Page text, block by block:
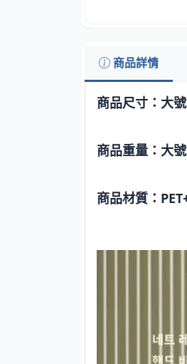
商品詳情
商品尺寸：大
商品重量：大
商品材質：